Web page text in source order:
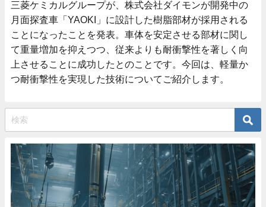
三菱ケミカルグループが、株式会社ダイモンが開発中の
月面探査車「YAOKI」に設計した樹脂部材が採用される
ことになったことを発表。車体を安定させる部材に関し
て重量増加を抑えつつ、従来よりも耐衝撃性を著しく向
上させることに成功したとのことです。今回は、軽量か
つ耐衝撃性を実現した技術についてご紹介します。